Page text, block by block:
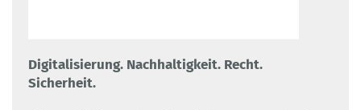
Digitalisierung. Nachhaltigkeit. Recht.
Sicherheit.